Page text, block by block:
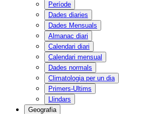
Període
Dades diaries
Dades Mensuals
Almanac diari
Calendari diari
Calendari mensual
Dades normals
Climatologia per un dia
Primers-Ultims
Llindars
Geografia